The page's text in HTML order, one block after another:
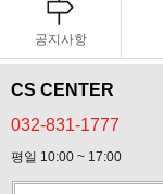
공지사항
CS CENTER
032-831-1777
평일 10:00 ~ 17:00